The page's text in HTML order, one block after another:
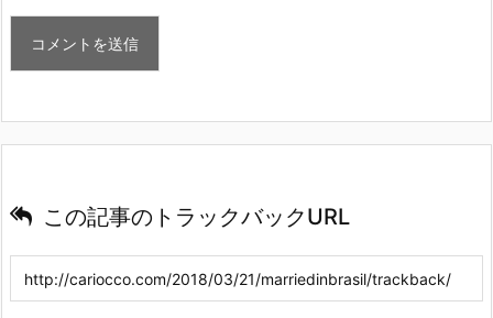
この記事のトラックバックURL